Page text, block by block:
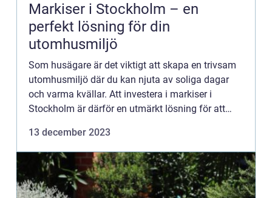
Markiser i Stockholm – en
perfekt lösning för din
utomhusmiljö
Som husägare är det viktigt att skapa en trivsam
utomhusmiljö där du kan njuta av soliga dagar
och varma kvällar. Att investera i markiser i
Stockholm är därför en utmärkt lösning för att
solljus och re...
13 december 2023